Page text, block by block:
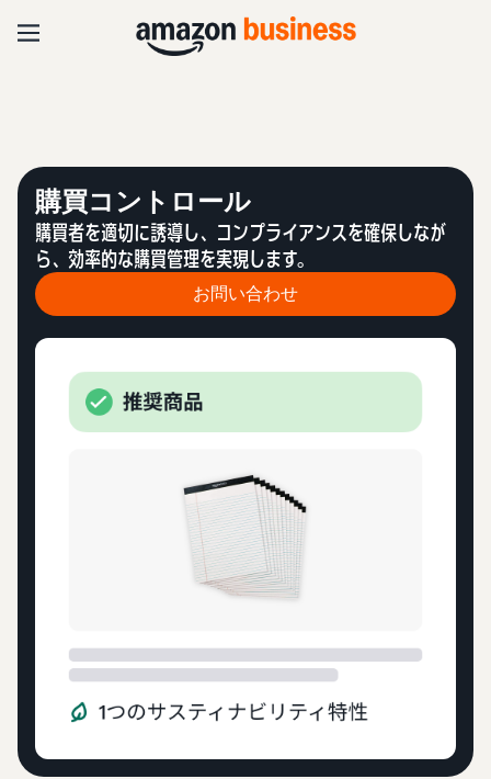
購買コントロール
購買者を適切に誘導し、コンプライアンスを確保しなが
ら、効率的な購買管理を実現します。
お問い合わせ